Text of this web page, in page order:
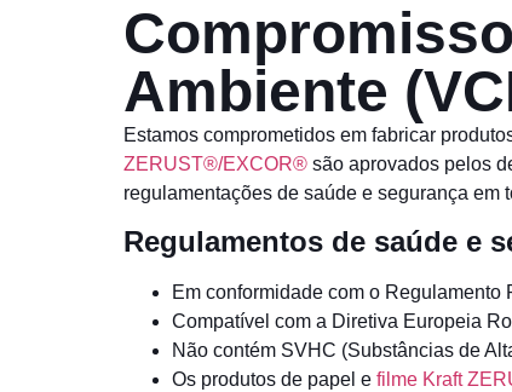
Ambiente
Estamos comprometidos em fabricar
ZERUST®/EXCOR® são aprovados pelos
regulamentações de saúde e segurança em
Regulamentos de saúde e
Em conformidade com o
Compatível com a Diretiva Europeia
Não contém SVHC (Substâncias de
Os produtos de papel e filme Kraft